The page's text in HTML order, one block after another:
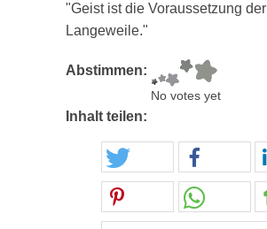
"Geist ist die Voraussetzung der
Langeweile."
Abstimmen:
No votes yet
Inhalt teilen: